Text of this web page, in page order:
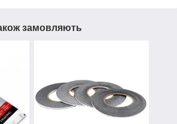
замовляють